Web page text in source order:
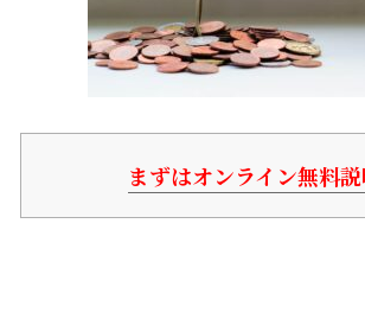
まずはオンライン無料